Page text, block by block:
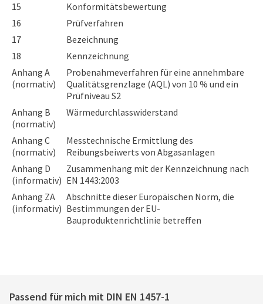
15
Konformitätsbewertung
16
Prüfverfahren
17
Bezeichnung
18
Kennzeichnung
Anhang A
(normativ)
Probenahmeverfahren für eine annehmbare
Qualitätsgrenzlage (AQL) von 10 % und ein
Prüfniveau S2
Anhang B
(normativ)
Wärmedurchlasswiderstand
Anhang C
(normativ)
Messtechnische Ermittlung des
Reibungsbeiwerts von Abgasanlagen
Anhang D
(informativ)
Zusammenhang mit der Kennzeichnung nach
EN 1443:2003
Anhang ZA
(informativ)
Abschnitte dieser Europäischen Norm, die
Bestimmungen der EU-
Bauproduktenrichtlinie betreffen
Passend für mich mit DIN EN 1457-1